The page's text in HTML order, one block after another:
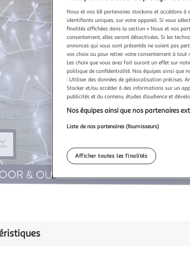
Nous et nos 68 partenaires stockons et accédons à
identifiants uniques, sur votre appareil. Si vous
finalités affichées dans la section « Nous et nos
consentement, elles seront désactivées. Si les
annonces qui vous sont présentés ne soient pas
vos choix ou pour retirer votre consentement à tout
Les choix que vous avez fait auront un effet sur
politique de confidentialité. Nos équipes ainsi que
: Utiliser des données de géolocalisation précises.
Stocker et/ou accéder à des informations sur un
publicités et du contenu, études d’audience et
Nos équipes ainsi que nos partenaires
Liste de nos partenaires (fournisseurs)
Afficher toutes les finalités